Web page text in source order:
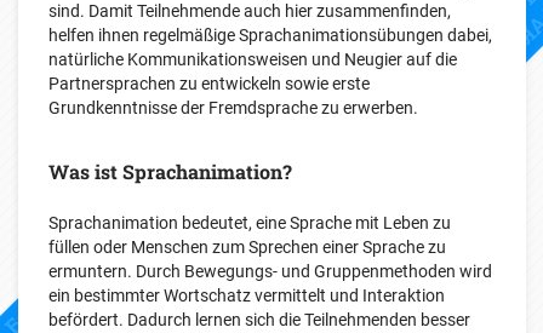
sind. Damit Teilnehmende auch hier zusammenfinden,
helfen ihnen regelmäßige Sprachanimationsübungen dabei,
natürliche Kommunikationsweisen und Neugier auf die
Partnersprachen zu entwickeln sowie erste
Grundkenntnisse der Fremdsprache zu erwerben.
Was ist Sprachanimation?
Sprachanimation bedeutet, eine Sprache mit Leben zu
füllen oder Menschen zum Sprechen einer Sprache zu
ermuntern. Durch Bewegungs- und Gruppenmethoden wird
ein bestimmter Wortschatz vermittelt und Interaktion
befördert. Dadurch lernen sich die Teilnehmenden besser